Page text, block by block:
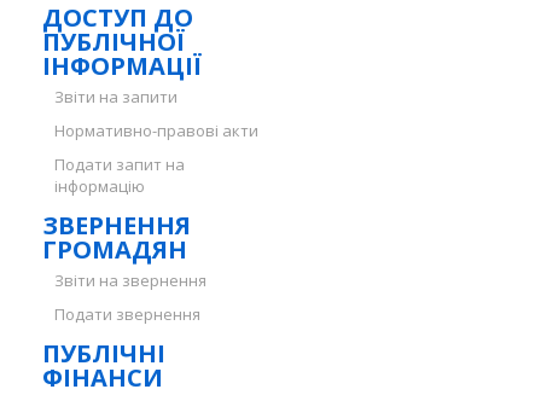
ДОСТУП ДО
ПУБЛІЧНОЇ
ІНФОРМАЦІЇ
Звіти на запити
Нормативно-правові акти
Подати запит на
інформацію
ЗВЕРНЕННЯ
ГРОМАДЯН
Звіти на звернення
Подати звернення
ПУБЛІЧНІ
ФІНАНСИ